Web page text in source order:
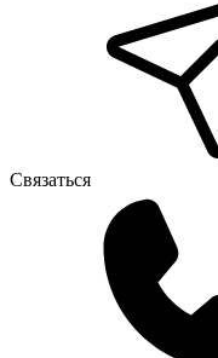
Связаться